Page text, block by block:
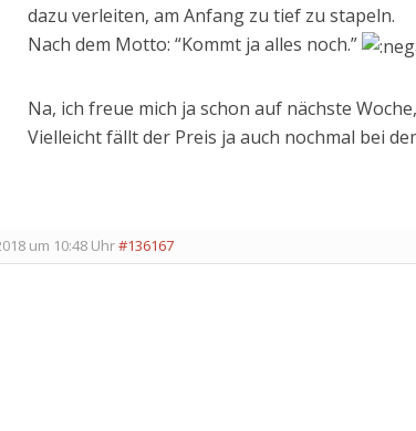
dazu verleiten, am Anfang zu tief zu stapeln.
Nach dem Motto: “Kommt ja alles noch.”
Na, ich freue mich ja schon auf nächste
Vielleicht fällt der Preis ja auch nochmal bei
um 10:48 Uhr#136167